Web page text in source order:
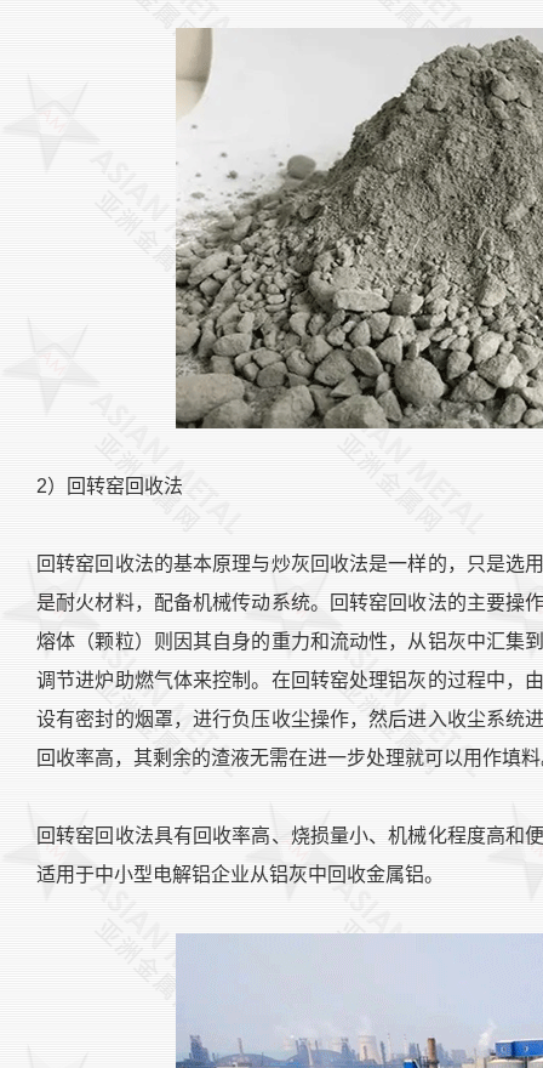
2）回转窑回收法
回转窑回收法的基本原理与炒灰回收法是一样的，只是选
是耐火材料，配备机械传动系统。回转窑回收法的主要操
熔体（颗粒）则因其自身的重力和流动性，从铝灰中汇集
调节进炉助燃气体来控制。在回转窑处理铝灰的过程中，
设有密封的烟罩，进行负压收尘操作，然后进入收尘系统
回收率高，其剩余的渣液无需在进一步处理就可以用作填
回转窑回收法具有回收率高、烧损量小、机械化程度高和
适用于中小型电解铝企业从铝灰中回收金属铝。